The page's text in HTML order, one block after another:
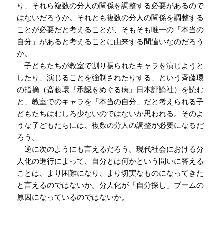
り、それら複数の分人の関係を調整する必要があるので
はないだろうか。それとも複数の分人の関係を調整する
ことが必要だと考えることが、そもそも唯一の「本当の
自分」があると考えることに由来する間違いなのだろう
か。
子どもたちが教室で割り振られたキャラを演じようと
したり、演じることを強制されたりする、という斉藤環
の指摘（斎藤環『承認をめぐる病』日本評論社）を読む
と、教室でのキャラを「本当の自分」だと考えられる子
どもたちはむしろ少ないのではないか思われる。そのよ
うな子どもたちには、複数の分人の調整が必要になるだ
ろう。
逆に次のようにも言えるだろう。現代社会における分
人化の進行によって、自分とは何かという問いに答える
ことは、より困難になり、より切実なものになってきた
と言えるのではないか。分人化が「自分探し」ブームの
原因になっているのではないか。